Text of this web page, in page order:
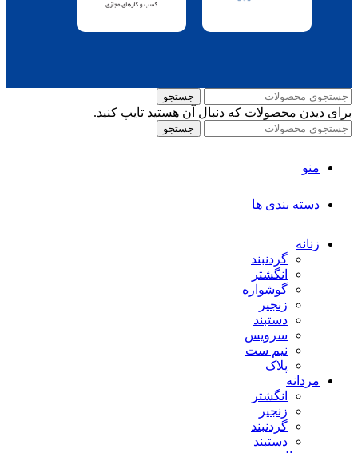
جستجو
برای دیدن محصولات که دنبال آن هستید تایپ کنید.
جستجو
منو
دسته بندی ها
زنانه
گردنبند
انگشتر
گوشواره
زنجیر
دستبند
سرویس
نیم ست
پلاک
مردانه
انگشتر
زنجیر
گردنبند
دستبند